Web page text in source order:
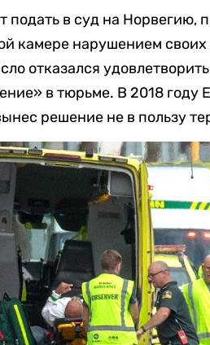
в суд на Норвегию,
камере нарушением своих
отказался
в тюрьме. В 2018 году
решение не в пользу